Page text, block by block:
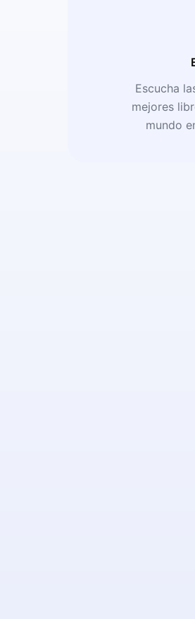
Escucha
mejores
mundo